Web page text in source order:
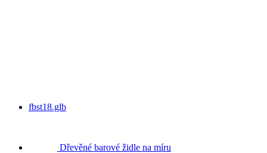
fbst18.glb
Dřevěné barové židle na míru